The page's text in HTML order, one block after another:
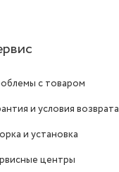
с товаром
и условия возврата
и установка
центры